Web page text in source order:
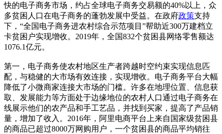
快的电子商务市场，约占全球电子商务交易额的40%以上，众
多贫困人口在电子商务的蓬勃发展中受益。在政府政策支持
下，“全国电子商务进农村综合示范项目”帮助近300万建档立
卡贫困户实现增收。2019年，全国832个贫困县网络零售额达
1076.1亿元。
第一，电子商务使农村地区生产者跨越时空约束实现信息匹
配，与稳健的大市场有效连接，实现增收。电子商务平台大幅
降低了小微商家连接大市场的门槛。许多在地理位置、信息获
取、发展能力等方面处于边缘地位的农村人口通过电子商务在
线展示他们的农产品和手工艺品，并找到买家，提高了产品销
量，增加了收入。2016年，阿里电商平台上来自国家级贫困县
的商品已超过8000万网购用户，一个贫困县的商品平均销往